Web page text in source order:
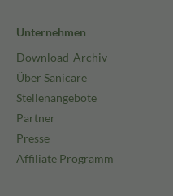
Unternehmen
Download-Archiv
Über Sanicare
Stellenangebote
Partner
Presse
Affiliate Programm